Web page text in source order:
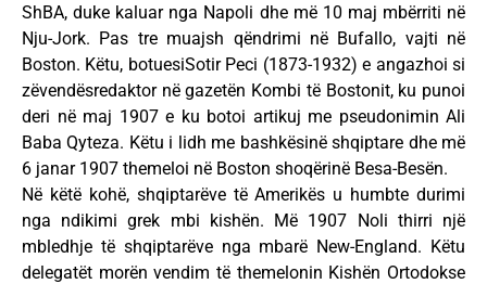
ShBA, duke kaluar nga Napoli dhe më 10 maj mbërriti në
Nju-Jork. Pas tre muajsh qëndrimi në Bufallo, vajti në
Boston. Këtu, botuesiSotir Peci (1873-1932) e angazhoi si
zëvendësredaktor në gazetën Kombi të Bostonit, ku punoi
deri në maj 1907 e ku botoi artikuj me pseudonimin Ali
Baba Qyteza. Këtu i lidh me bashkësinë shqiptare dhe më
6 janar 1907 themeloi në Boston shoqërinë Besa-Besën.
Në këtë kohë, shqiptarëve të Amerikës u humbte durimi
nga ndikimi grek mbi kishën. Më 1907 Noli thirri një
mbledhje të shqiptarëve nga mbarë New-England. Këtu
delegatët morën vendim të themelonin Kishën Ortodokse